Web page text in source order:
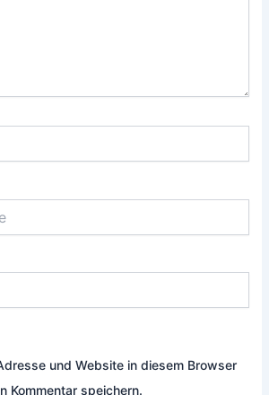
und Website in diesem Browser
Kommentar speichern.